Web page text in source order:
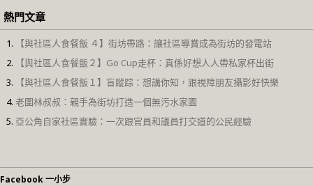
熱門文章
【與社區人食餐飯 ４】街坊帶路：讓社區導賞成為街坊的發電站
【與社區人食餐飯２】Go Cup走杯：真係好想人人帶私家杯出街
【與社區人食餐飯１】盲蹤踪：想講你知，跟視障朋友攝影好快樂
老圍林叔叔：親手為街坊打造一個無污水家園
亞公角自家社區實驗：一次跟官員和議員打交道的公民經驗
Facebook 一小步